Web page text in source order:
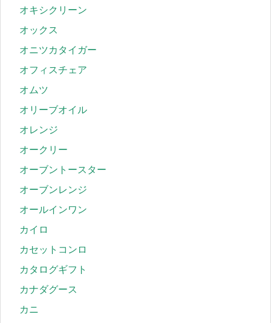
オキシクリーン
オックス
オニツカタイガー
オフィスチェア
オムツ
オリーブオイル
オレンジ
オークリー
オーブントースター
オーブンレンジ
オールインワン
カイロ
カセットコンロ
カタログギフト
カナダグース
カニ